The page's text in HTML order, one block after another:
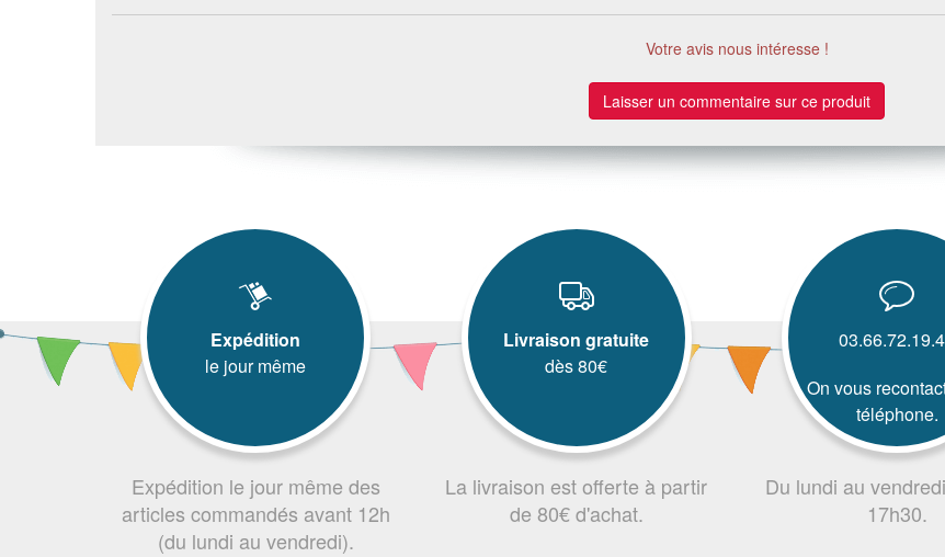
Votre avis nous intéresse !
Laisser un commentaire sur ce produit
Expédition
le jour même
Expédition le jour même des
articles commandés avant 12h
(du lundi au vendredi).
Livraison gratuite
dès 80€
La livraison est offerte à partir
de 80€ d'achat.
On vous
téléphone.
Du lundi au
17h30.